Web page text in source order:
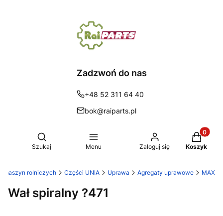
Zadzwoń do nas
+48 52 311 64 40
bok@raiparts.pl
Otwórz wyszukiwarkę
Szukaj Menu Zaloguj się Koszyk
maszyn rolniczych Części UNIA Uprawa Agregaty uprawowe MAX
Wał spiralny ?471